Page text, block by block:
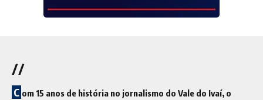
//
C om 15 anos de história no jornalismo do Vale do Ivaí, o